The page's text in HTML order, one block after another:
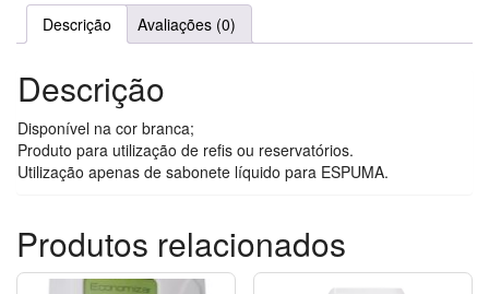
Descrição Avaliações (0)
Descrição
Disponível na cor branca;
Produto para utilização de refis ou reservatórios.
Utilização apenas de sabonete líquido para ESPUMA.
Produtos relacionados